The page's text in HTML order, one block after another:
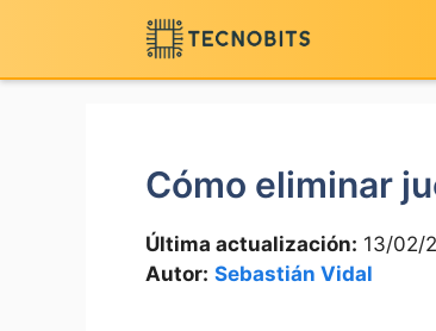
contenido
Cómo eliminar
Última actualización: 13/02/
Autor: Sebastián Vidal